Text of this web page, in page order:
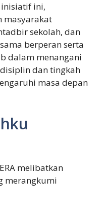
ini,
masyarakat
sekolah, dan
berperan serta
dalam menangani
dan tingkah
masa depan
melibatkan
merangkumi